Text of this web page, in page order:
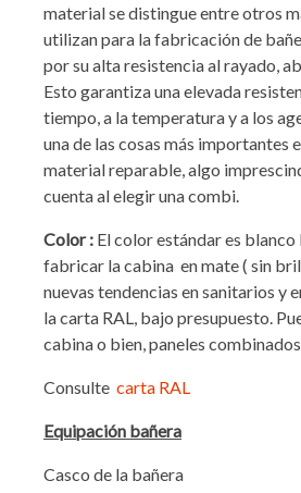
material se distingue entre otros
utilizan para la fabricación de
por su alta resistencia al rayado,
Esto garantiza una elevada
tiempo, a la temperatura y a los
una de las cosas más importantes
material reparable, algo
cuenta al elegir una combi.
Color : El color estándar es
fabricar la cabina en mate ( sin
nuevas tendencias en sanitarios y
la carta RAL, bajo presupuesto.
cabina o bien, paneles combinados.
Consulte carta RAL
Equipación bañera
Casco de la bañera